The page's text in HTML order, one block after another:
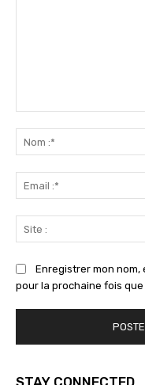
Enregistrer mon
pour la prochaine fois que